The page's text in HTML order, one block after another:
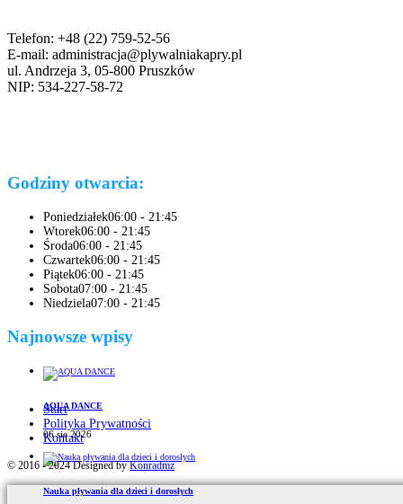
Telefon: +48 (22) 759-52-56
E-mail: administracja@plywalniakapry.pl
ul. Andrzeja 3, 05-800 Pruszków
NIP: 534-227-58-72
Godziny otwarcia:
Poniedziałek06:00 - 21:45
Wtorek06:00 - 21:45
Środa06:00 - 21:45
Czwartek06:00 - 21:45
Piątek06:00 - 21:45
Sobota07:00 - 21:45
Niedziela07:00 - 21:45
Najnowsze wpisy
AQUA DANCE
06 sie 2026
Nauka pływania dla dzieci i dorosłych
Start
Polityka Prywatności
Kontakt
© 2016 - 2024 Designed by Konradmz